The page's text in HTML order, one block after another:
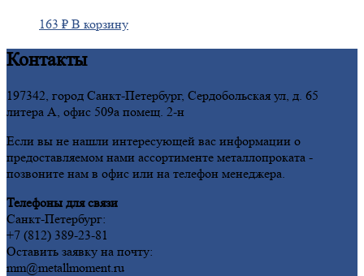
163 ₽ В корзину
Контакты
197342, город Санкт-Петербург, Сердобольская ул, д. 65
литера А, офис 509а помещ. 2-н
Если вы не нашли интересующей вас информации о
предоставляемом нами ассортименте металлопроката -
позвоните нам в офис или на телефон менеджера.
Телефоны для связи
Санкт-Петербург:
+7 (812) 389-23-81
Оставить заявку на почту:
mm@metallmoment.ru